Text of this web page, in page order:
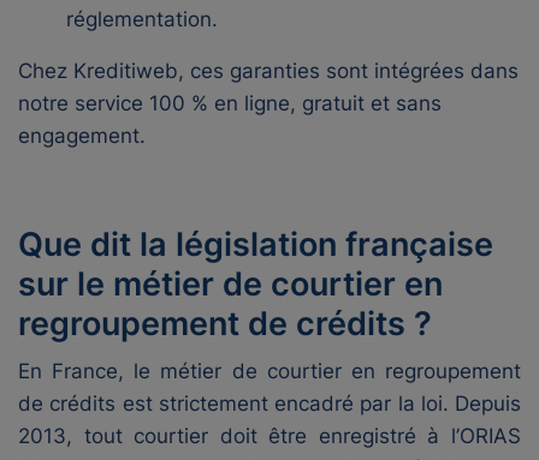
réglementation.
Chez Kreditiweb, ces garanties sont intégrées dans
notre service 100 % en ligne, gratuit et sans
engagement.
Que dit la législation française
sur le métier de courtier en
regroupement de crédits ?
En France, le métier de courtier en regroupement
de crédits est strictement encadré par la loi. Depuis
2013, tout courtier doit être enregistré à l’ORIAS